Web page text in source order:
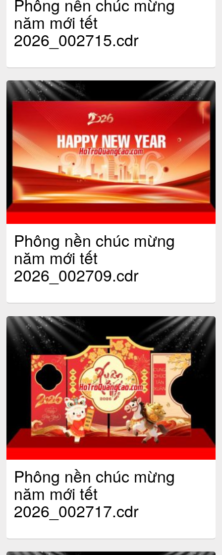
Phông nền chúc mừng
năm mới tết
2026_002715.cdr
Phông nền chúc mừng
năm mới tết
2026_002709.cdr
Phông nền chúc mừng
năm mới tết
2026_002717.cdr